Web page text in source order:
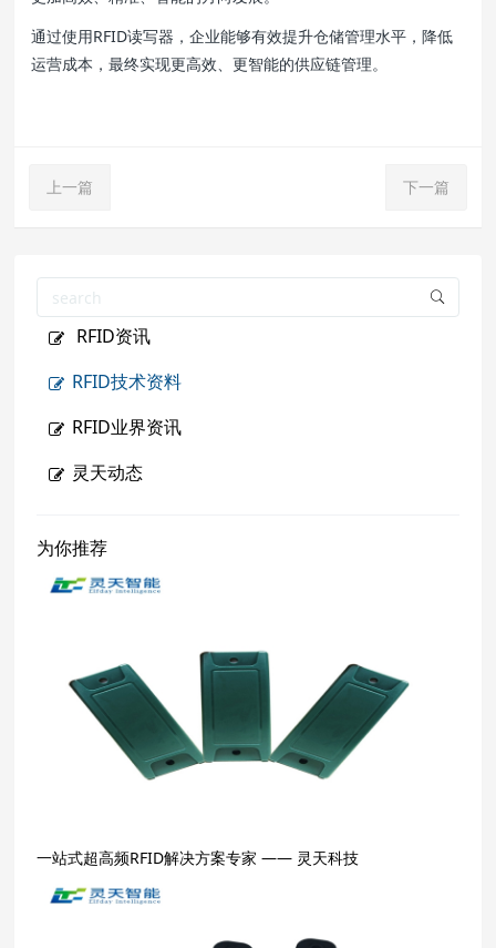
通过使用RFID读写器，企业能够有效提升仓储管理水平，降低
运营成本，最终实现更高效、更智能的供应链管理。
上一篇 下一篇
RFID资讯
RFID技术资料
RFID业界资讯
灵天动态
为你推荐
一站式超高频RFID解决方案专家 —— 灵天科技